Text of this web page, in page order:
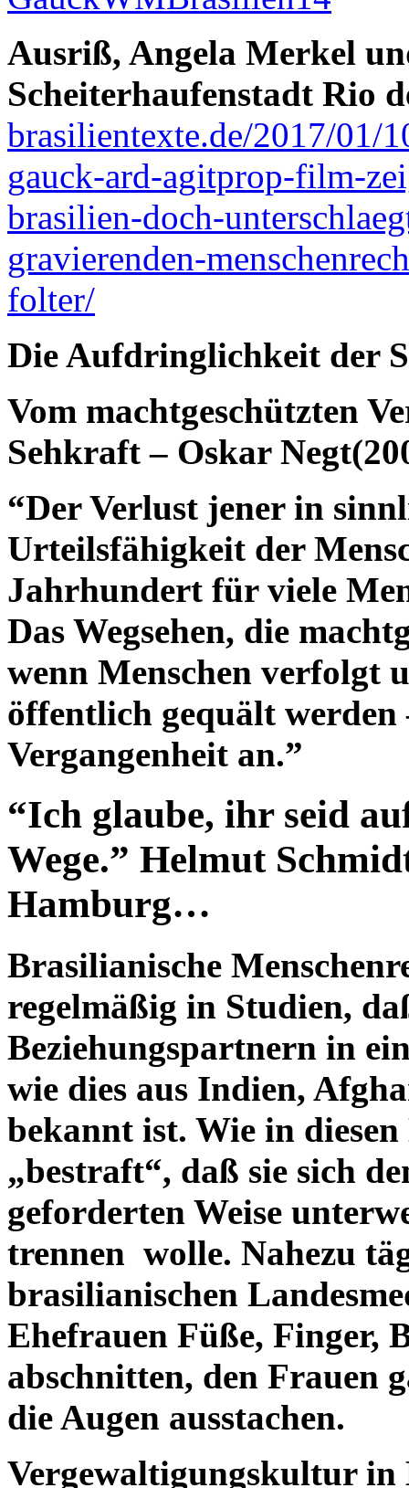
Ausriß, Angela Merkel
Scheiterhaufenstadt Rio
brasilientexte.de/2017/01/
gauck-ard-agitprop-film-
brasilien-doch-
gravierenden-
folter/
Die Aufdringlichkeit der
Vom machtgeschützten
Sehkraft – Oskar
“Der Verlust jener in
Urteilsfähigkeit der
Jahrhundert für viele
Das Wegsehen, die
wenn Menschen verfolgt
öffentlich gequält
Vergangenheit an.”
“Ich glaube, ihr seid
Wege.” Helmut
Hamburg…
Brasilianische
regelmäßig in Studien,
Beziehungspartnern in
wie dies aus Indien,
bekannt ist. Wie in
„bestraft“, daß sie sich
geforderten Weise
trennen wolle. Nahezu
brasilianischen
Ehefrauen Füße, Finger,
abschnitten, den Frauen
die Augen ausstachen.
Vergewaltigungskultur in